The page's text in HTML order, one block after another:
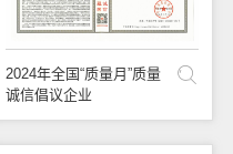
2024年全国“质量月”质量
诚信倡议企业